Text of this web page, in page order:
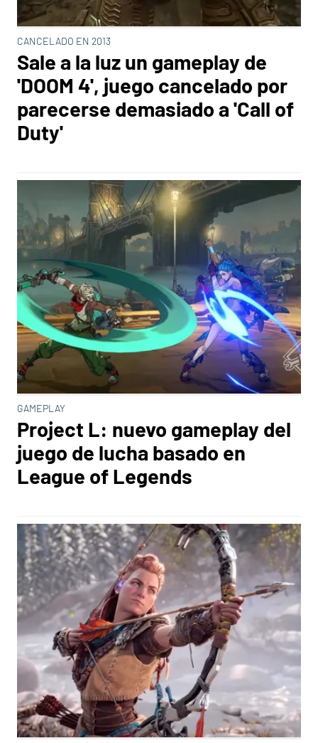
CANCELADO EN 2013
Sale a la luz un gameplay de
'DOOM 4', juego cancelado por
parecerse demasiado a 'Call of
Duty'
GAMEPLAY
Project L: nuevo gameplay del
juego de lucha basado en
League of Legends